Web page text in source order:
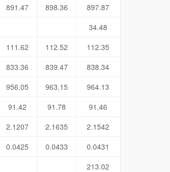
891.47 898.36
897.87
34.48
111.62 112.52
112.35
833.36 839.47
838.34
956.05 963.15
964.13
91.42 91.78
91.46
2.1207 2.1635
2.1542
0.0425 0.0433
0.0431
213.02